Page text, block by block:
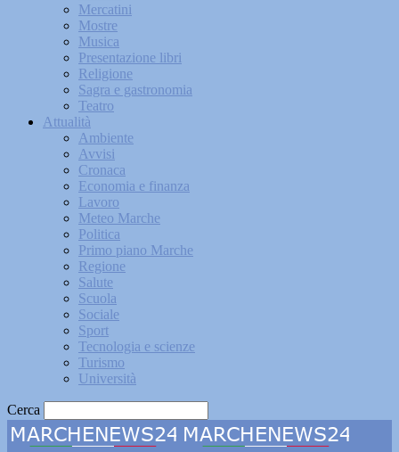
Mercatini
Mostre
Musica
Presentazione libri
Religione
Sagra e gastronomia
Teatro
Attualità
Ambiente
Avvisi
Cronaca
Economia e finanza
Lavoro
Meteo Marche
Politica
Primo piano Marche
Regione
Salute
Scuola
Sociale
Sport
Tecnologia e scienze
Turismo
Università
Cerca